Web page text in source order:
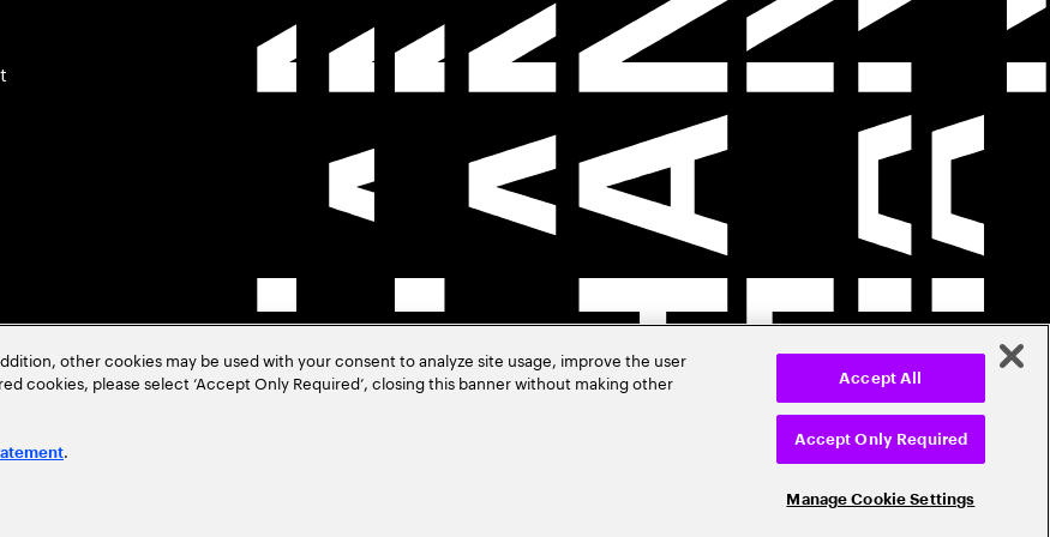
other cookies may be used with your consent to analyze site usage, improve the user
cookies, please select ‘Accept Only Required’, closing this banner without making other
.
Manage Cookie Settings
Accept Only Required
Accept All